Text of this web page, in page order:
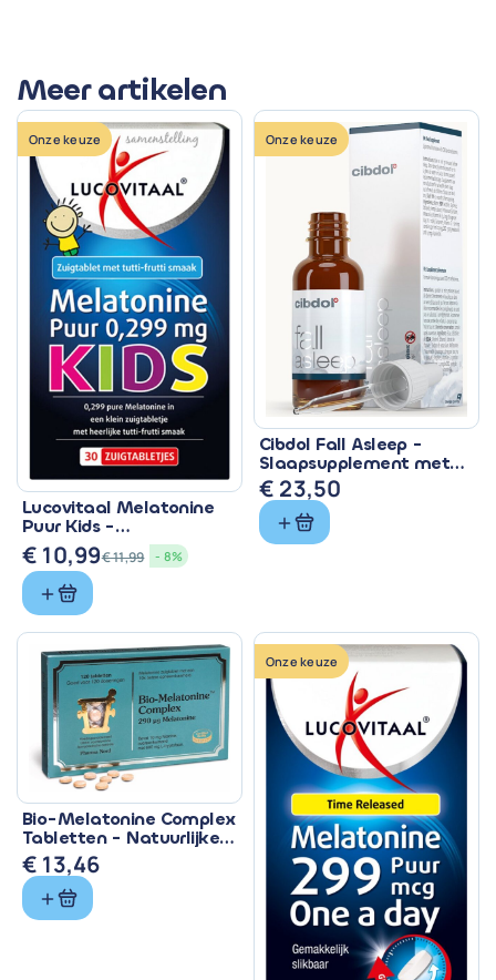
Meer artikelen
Onze keuze
Lucovitaal Melatonine
Puur Kids -
Zuigtabletten met 299
mcg
€11,99
Oorspronkelijke
prijs
was:
€ 11,99.
€ 10,99
Huidige
prijs
is:
€ 10,99.
- 8%
Onze keuze
Cibdol Fall Asleep -
Slaapsupplement met
CBD & Melatonine
€ 23,50
Bio-Melatonine Complex
Tabletten - Natuurlijke
Slaapondersteuning
€ 13,46
Onze keuze